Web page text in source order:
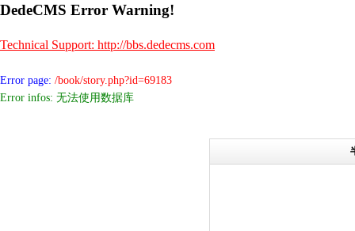
DedeCMS Error Warning!
Technical Support: http://bbs.dedecms.com
Error page: /book/story.php?id=69183
Error infos: 无法使用数据库